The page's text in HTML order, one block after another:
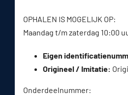
OPHALEN IS MOGELIJK OP:
Maandag t/m zaterdag 10:00
Eigen
Origineel / Imitatie:
Onderdeelnummer: